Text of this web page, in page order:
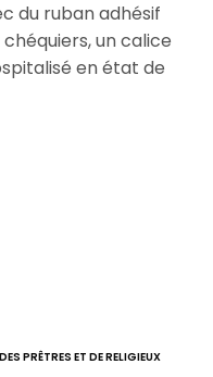
du ruban adhésif
un calice
en état de
PRÊTRES ET DE RELIGIEUX